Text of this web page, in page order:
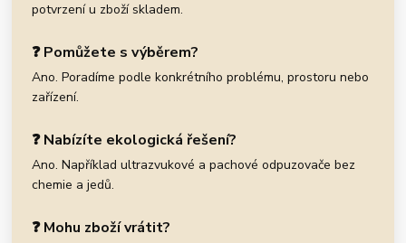
potvrzení u zboží skladem.
❓ Pomůžete s výběrem?
Ano. Poradíme podle konkrétního problému, prostoru nebo
zařízení.
❓ Nabízíte ekologická řešení?
Ano. Například ultrazvukové a pachové odpuzovače bez
chemie a jedů.
❓ Mohu zboží vrátit?